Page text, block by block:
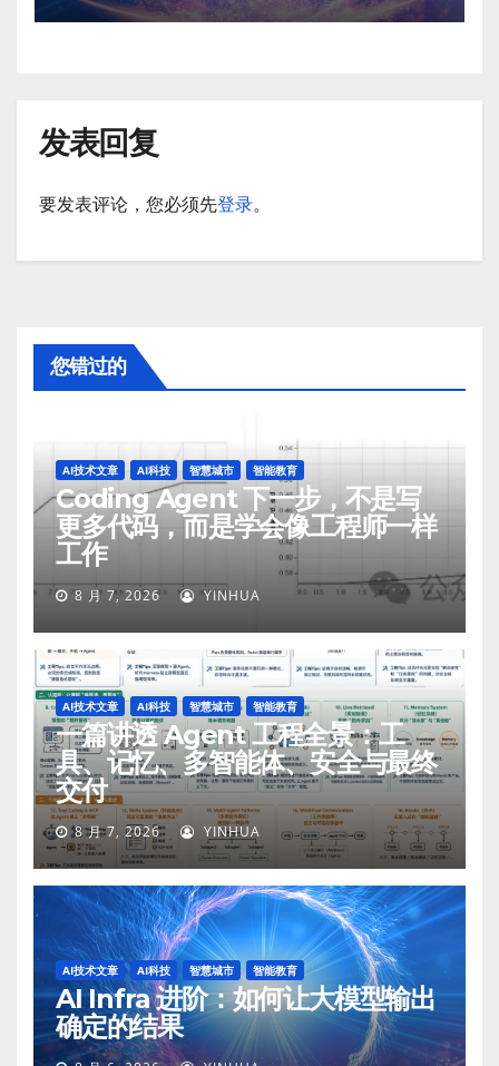
发表回复
要发表评论，您必须先登录。
您错过的
AI技术文章 AI科技 智慧城市 智能教育
Coding Agent 下一步，不是写
更多代码，而是学会像工程师一样
工作
8 月 7, 2026 YINHUA
AI技术文章 AI科技 智慧城市 智能教育
一篇讲透 Agent 工程全景：工
具、记忆、多智能体、安全与最终
交付
8 月 7, 2026 YINHUA
AI技术文章 AI科技 智慧城市 智能教育
AI Infra 进阶：如何让大模型输出
确定的结果